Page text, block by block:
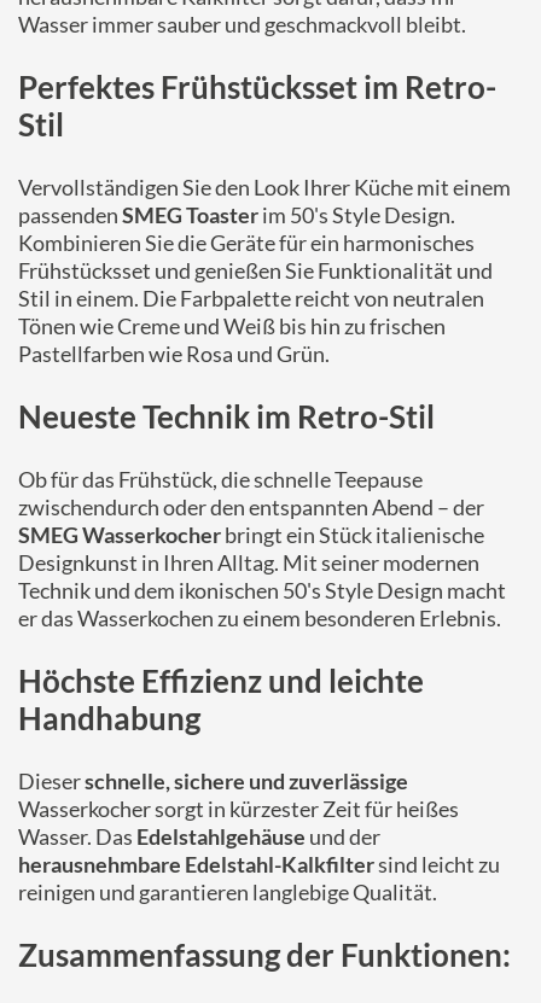
Wasser immer sauber und geschmackvoll bleibt.
Perfektes Frühstücksset im Retro-
Stil
Vervollständigen Sie den Look Ihrer Küche mit einem
passendenSMEG Toasterim 50's Style Design.
Kombinieren Sie die Geräte für ein harmonisches
Frühstücksset und genießen Sie Funktionalität und
Stil in einem. Die Farbpalette reicht von neutralen
Tönen wie Creme und Weiß bis hin zu frischen
Pastellfarben wie Rosa und Grün.
Neueste Technik im Retro-Stil
Ob für das Frühstück, die schnelle Teepause
zwischendurch oder den entspannten Abend – der
SMEG Wasserkocherbringt ein Stück italienische
Designkunst in Ihren Alltag. Mit seiner modernen
Technik und dem ikonischen 50's Style Design macht
er das Wasserkochen zu einem besonderen Erlebnis.
Höchste Effizienz und leichte
Handhabung
Dieserschnelle, sichere und zuverlässige
Wasserkocher sorgt in kürzester Zeit für heißes
Wasser. Das Edelstahlgehäuse und der
herausnehmbare Edelstahl-Kalkfiltersind leicht zu
reinigen und garantieren langlebige Qualität.
Zusammenfassung der Funktionen: